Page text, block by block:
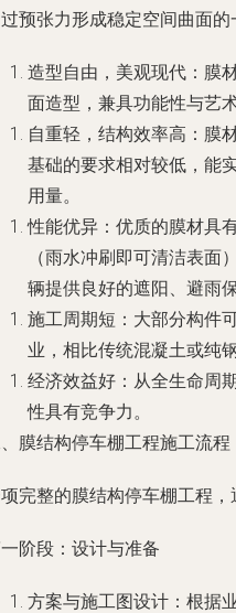
预张力形成稳定空间曲面
造型自由，美观现代：膜
面造型，兼具功能性与艺
自重轻，结构效率高：膜
基础的要求相对较低，能
用量。
性能优异：优质的膜材具
（雨水冲刷即可清洁表面
辆提供良好的遮阳、避雨保
施工周期短：大部分构件
业，相比传统混凝土或纯
经济效益好：从全生命周
性具有竞争力。
膜结构停车棚工程施工流程
完整的膜结构停车棚工程，
阶段：设计与准备
方案与施工图设计：根据